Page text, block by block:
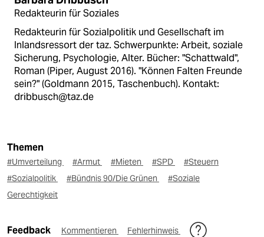
Redakteurin für Soziales
Redakteurin für Sozialpolitik und Gesellschaft im
Inlandsressort der taz. Schwerpunkte: Arbeit, soziale
Sicherung, Psychologie, Alter. Bücher: "Schattwald",
Roman (Piper, August 2016). "Können Falten Freunde
sein?" (Goldmann 2015, Taschenbuch). Kontakt:
dribbusch@taz.de
Themen
#Umverteilung #Armut #Mieten #SPD
#Steuern
#Sozialpolitik
#Bündnis 90/Die Grünen
#Soziale
Gerechtigkeit
Feedback Kommentieren Fehlerhinweis